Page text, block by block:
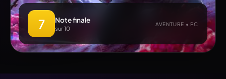
7 Note finale
sur 10
AVENTURE • PC